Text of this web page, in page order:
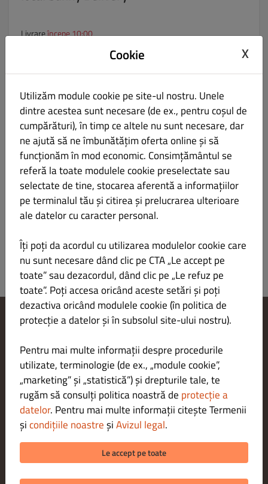
Livrareîncepe 10:00
începe 10:00
Plată în numerar, Plată cu cardul în restaurant, Plată cu cardul la
livrare.
Zone de livrare
Nume
Taxă de livrare
Sunny Area
Contactează-ne
Politica de confidențialitate
Termeni și condiții
Aviz juridic
METODE DE PLATĂ PENTRU LIVRARE
Cookie X
Utilizăm module cookie pe site-ul nostru. Unele
dintre acestea sunt necesare (de ex., pentru coșul de
cumpărături), în timp ce altele nu sunt necesare, dar
ne ajută să ne îmbunătățim oferta online și să
funcționăm în mod economic. Consimțământul se
referă la toate modulele cookie preselectate sau
selectate de tine, stocarea aferentă a informațiilor
pe terminalul tău și citirea și prelucrarea ulterioare
ale datelor cu caracter personal.
Îți poți da acordul cu utilizarea modulelor cookie care
nu sunt necesare dând clic pe CTA „Le accept pe
toate” sau dezacordul, dând clic pe „Le refuz pe
toate”. Poți accesa oricând aceste setări și poți
dezactiva oricând modulele cookie (în politica de
protecție a datelor și în subsolul site-ului nostru).
Pentru mai multe informații despre procedurile
utilizate, terminologie (de ex., „module cookie”,
„marketing” și „statistică”) și drepturile tale, te
rugăm să consulți politica noastră de protecție a
datelor. Pentru mai multe informații citește Termenii
șicondițiile noastreșiAvizul legal.
Le accept pe toate